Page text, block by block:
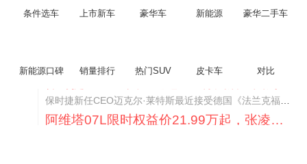
条件选车 上市新车 豪华车 新能源 豪华二手车
新能源口碑 销量排行 热门SUV 皮卡车 对比
阿维塔07L限时权益价21.99万起，张凌赫成首位车主